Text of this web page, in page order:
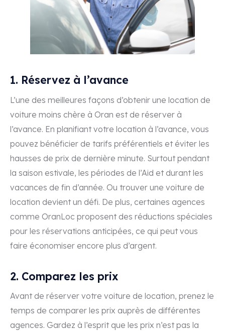
1. Réservez à l’avance
L’une des meilleures façons d’obtenir une location de
voiture moins chère à Oran est de réserver à
l’avance. En planifiant votre location à l’avance, vous
pouvez bénéficier de tarifs préférentiels et éviter les
hausses de prix de dernière minute. Surtout pendant
la saison estivale, les périodes de l’Aid et durant les
vacances de fin d’année. Ou trouver une voiture de
location devient un défi. De plus, certaines agences
comme OranLoc proposent des réductions spéciales
pour les réservations anticipées, ce qui peut vous
faire économiser encore plus d’argent.
2. Comparez les prix
Avant de réserver votre voiture de location, prenez le
temps de comparer les prix auprès de différentes
agences. Gardez à l’esprit que les prix n’est pas la